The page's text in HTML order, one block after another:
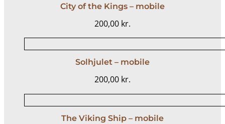
City of the Kings – mobile
200,00 kr.
Solhjulet – mobile
200,00 kr.
The Viking Ship – mobile